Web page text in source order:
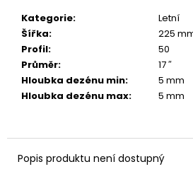
Kategorie:
Letní
Šířka:
225
Profil:
50
Průměr:
17 ″
Hloubka dezénu min:
5 mm
Hloubka dezénu max: 5 mm
Popis produktu není dostupný
o
u
č
u
e